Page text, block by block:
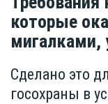
которые
мигалками,
Сделано это
госохраны в